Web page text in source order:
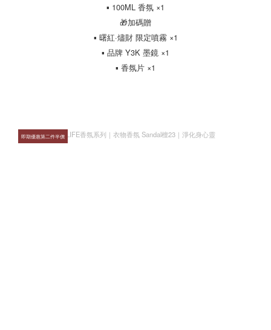
▪ 100ML 香氛 ×1
🎁加碼贈
▪ 曙紅·燼財 限定噴霧 ×1
▪ 品牌 Y3K 墨鏡 ×1
▪ 香氛片 ×1
即期優惠第二件半價